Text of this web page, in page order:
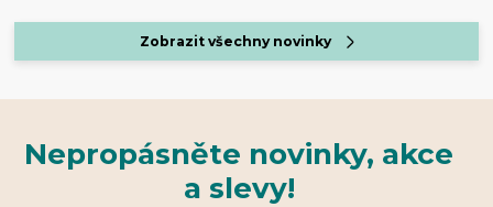
Zobrazit všechny novinky
Nepropásněte novinky, akce
a slevy!